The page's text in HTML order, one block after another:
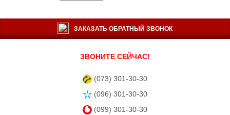
ЗАКАЗАТЬ ОБРАТНЫЙ ЗВОНОК
ЗВОНИТЕ СЕЙЧАС!
(073) 301-30-30
(096) 301-30-30
(099) 301-30-30